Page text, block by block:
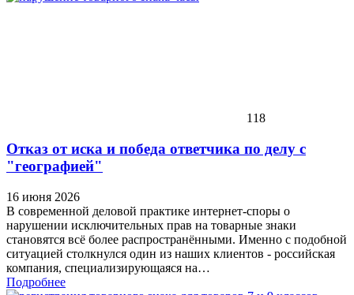
118
Отказ от иска и победа ответчика по делу с
"географией"
16 июня 2026
В современной деловой практике интернет-споры о
нарушении исключительных прав на товарные знаки
становятся всё более распространёнными. Именно с подобной
ситуацией столкнулся один из наших клиентов - российская
компания, специализирующаяся на…
Подробнее